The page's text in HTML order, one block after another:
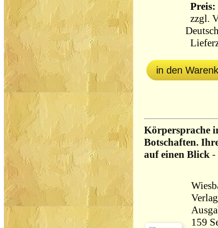
Preis:
zzgl.
in den
Körpersprache
Botschaften.
auf einen Blick -
Verlags-